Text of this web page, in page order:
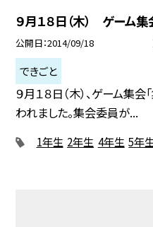
９月１８日（木） ゲーム集
公開日 2014/09/18
できごと
９月１８日（木）、ゲーム集
われました。集会委員が...
1年生 2年生 4年生 5年